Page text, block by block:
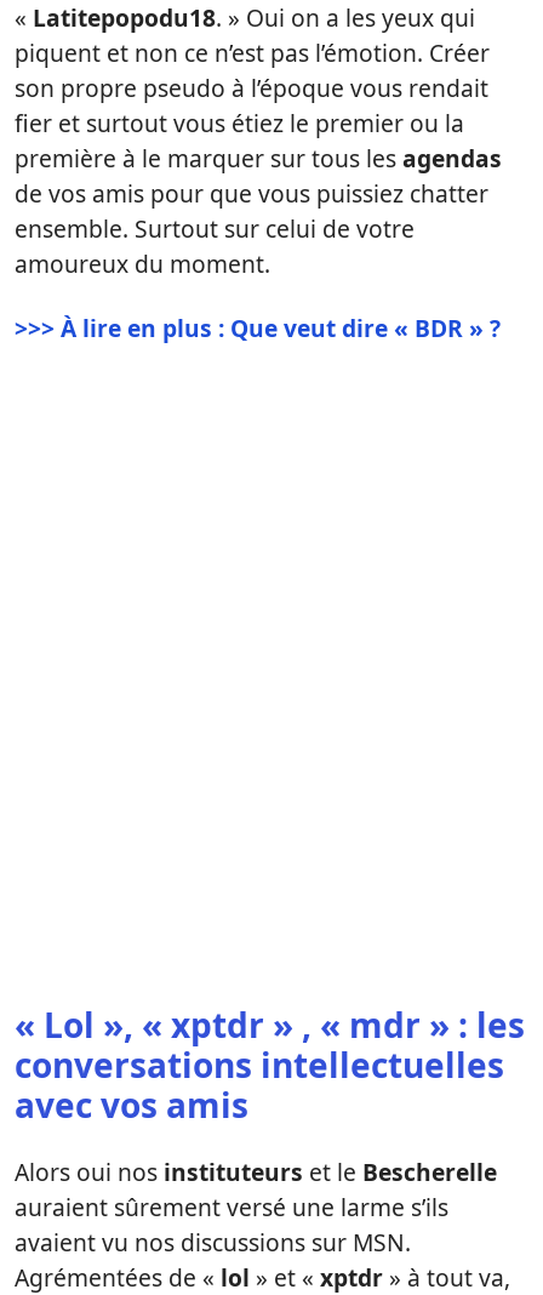
« Latitepopodu18. » Oui on a les yeux qui
piquent et non ce n’est pas l’émotion. Créer
son propre pseudo à l’époque vous rendait
fier et surtout vous étiez le premier ou la
première à le marquer sur tous lesagendas
de vos amis pour que vous puissiez chatter
ensemble. Surtout sur celui de votre
amoureux du moment.
>>> À lire en plus : Que veut dire « BDR » ?
« Lol », « xptdr » , « mdr » : les
conversations intellectuelles
avec vos amis
Alors oui nos instituteurs et le Bescherelle
auraient sûrement versé une larme s’ils
avaient vu nos discussions sur MSN.
Agrémentées de « lol » et « xptdr » à tout va,